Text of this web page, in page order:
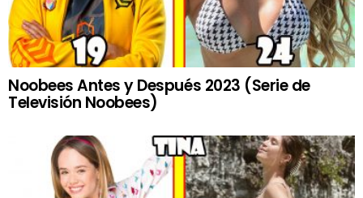
Noobees Antes y Después 2023 (Serie de
Televisión Noobees)